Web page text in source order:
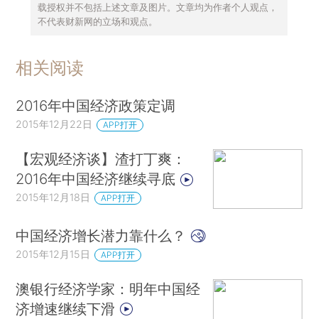
载授权并不包括上述文章及图片。文章均为作者个人观点，
不代表财新网的立场和观点。
相关阅读
2016年中国经济政策定调
2015年12月22日 APP打开
【宏观经济谈】渣打丁爽：
2016年中国经济继续寻底
2015年12月18日 APP打开
中国经济增长潜力靠什么？
2015年12月15日 APP打开
澳银行经济学家：明年中国经
济增速继续下滑